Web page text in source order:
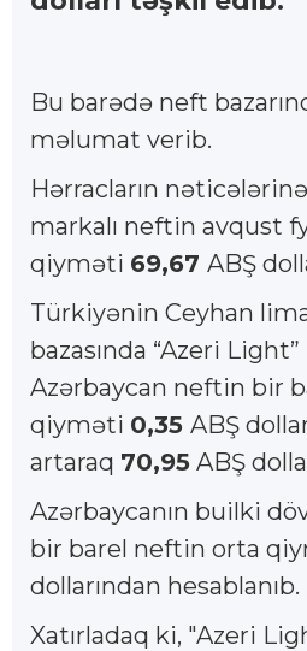
Bu barədə neft
məlumat verib.
Hərracların
markalı neftin avqust
qiyməti 69,67 ABŞ
Türkiyənin Ceyhan
bazasında “Azeri Light”
Azərbaycan neftin bir
qiyməti 0,35 ABŞ
artaraq 70,95 ABŞ
Azərbaycanın builki
bir barel neftin orta
dollarından hesablanıb.
Xatırladaq ki, "Azeri